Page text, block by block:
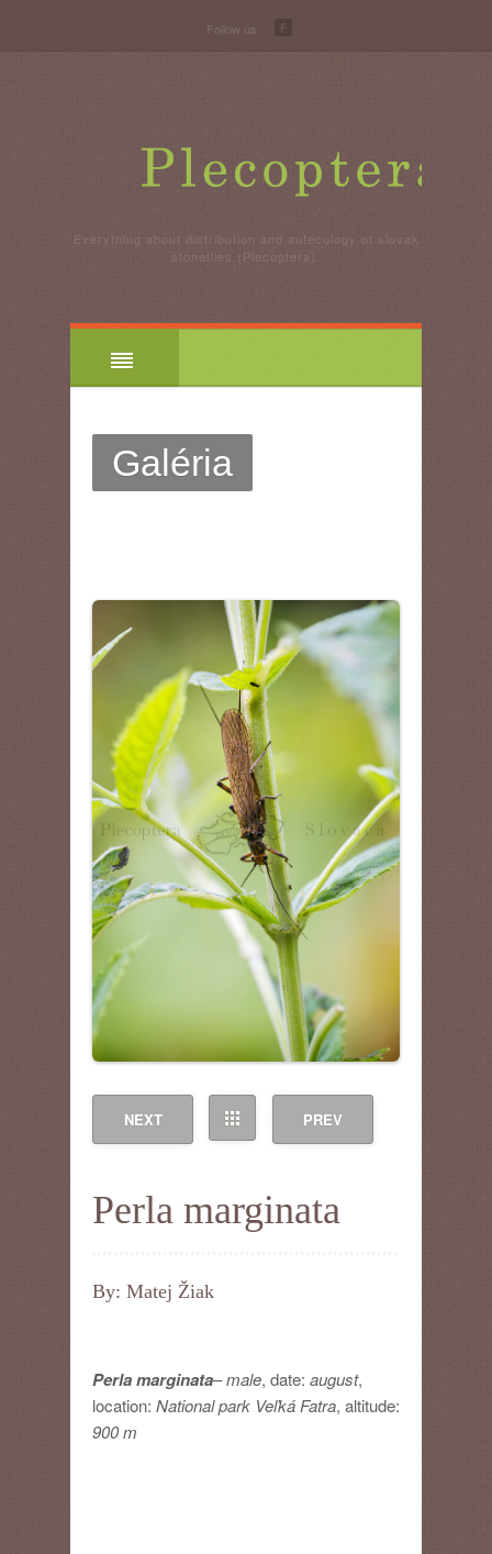
Follow us:
Everything about distribution and autecology of slovak
stoneflies (Plecoptera).
Galéria
NEXT PREV
Perla marginata
By: Matej Žiak
Perla marginata–male, date: august,
location: National park Veľká Fatra, altitude:
900 m